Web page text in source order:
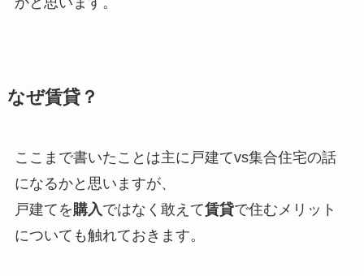
なぜ賃貸？
ここまで書いたことは主に戸建てvs集合住宅の話
になるかと思いますが、
戸建てを購入ではなく敢えて賃貸で住むメリット
についても触れておきます。